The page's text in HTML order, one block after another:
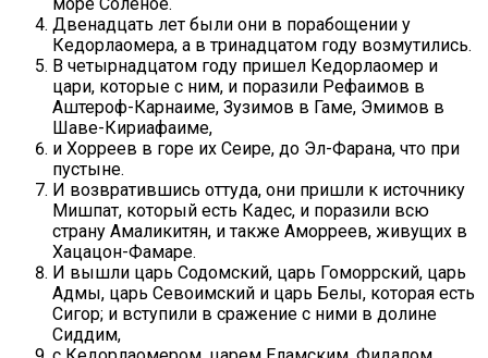
Двенадцать лет были они в порабощении у
Кедорлаомера, а в тринадцатом году возмутились.
В четырнадцатом году пришел Кедорлаомер и
цари, которые с ним, и поразили Рефаимов в
Аштероф-Карнаиме, Зузимов в Гаме, Эмимов в
Шаве-Кириафаиме,
и Хорреев в горе их Сеире, до Эл-Фарана, что при
пустыне.
И возвратившись оттуда, они пришли к источнику
Мишпат, который есть Кадес, и поразили всю
страну Амаликитян, и также Аморреев, живущих в
Хацацон-Фамаре.
И вышли царь Содомский, царь Гоморрский, царь
Адмы, царь Севоимский и царь Белы, которая есть
Сигор; и вступили в сражение с ними в долине
Сиддим,